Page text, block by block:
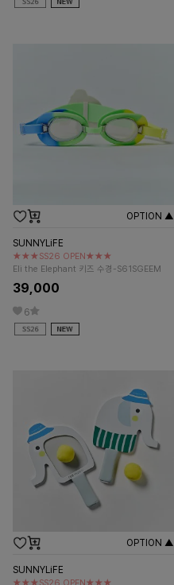
OPTION ▲
SUNNYLiFE
★★★SS26 OPEN★★★
Eli the Elephant 키즈 수경-S61SGEEM
39,000
6
OPTION ▲
SUNNYLiFE